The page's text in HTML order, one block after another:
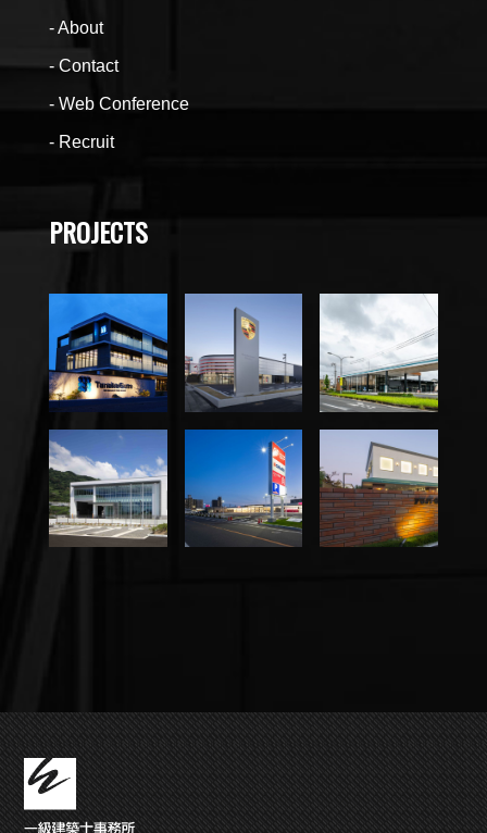
About
Contact
Web Conference
Recruit
PROJECTS